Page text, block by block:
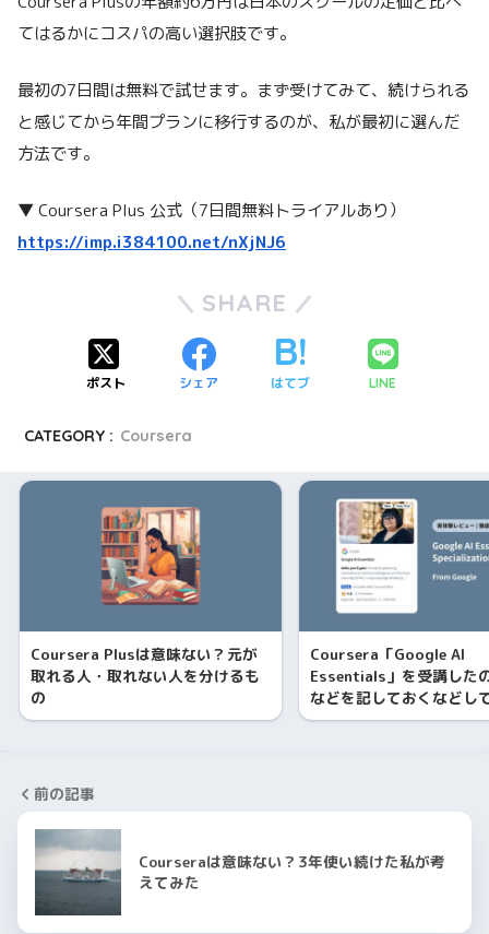
てはるかにコスパの高い選択肢です。
最初の7日間は無料で試せます。まず受けてみて、続けられる
と感じてから年間プランに移行するのが、私が最初に選んだ
方法です。
▼ Coursera Plus 公式（7日間無料トライアルあり）
https://imp.i384100.net/nXjNJ6
SHARE
ポスト シェア はてブ LINE
CATEGORY : Coursera
Coursera Plusは意味ない？元が
取れる人・取れない人を分けるも
の
Coursera「Google AI
Essentials」を受講した
などを記しておくなどし
前の記事
Courseraは意味ない？3年使い続けた私が考
えてみた